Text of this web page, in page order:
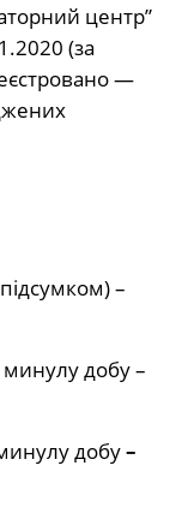
центр”
(за
—
–
минулу добу –
добу–